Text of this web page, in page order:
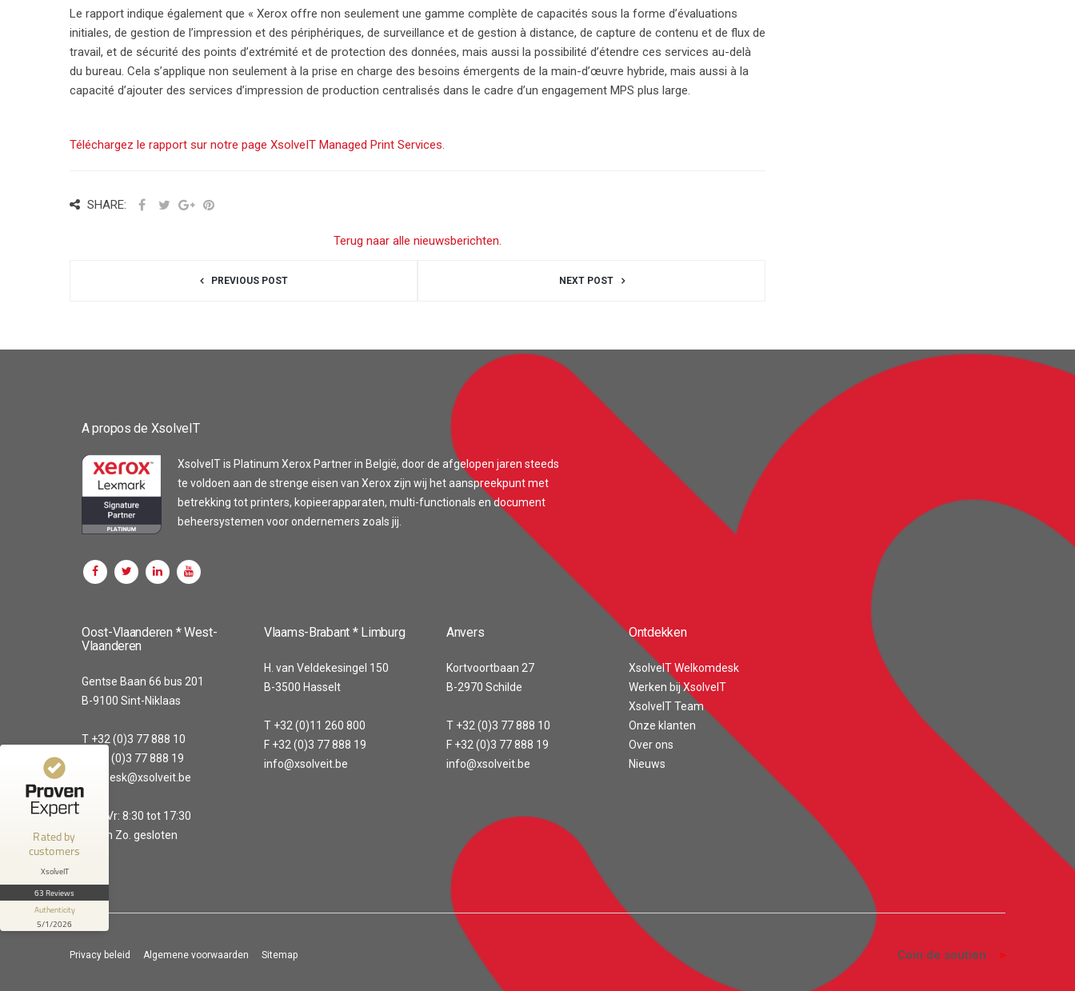
Le rapport indique également que « Xerox offre non seulement une gamme complète de capacités sous la forme d’évaluations
initiales, de gestion de l’impression et des périphériques, de surveillance et de gestion à distance, de capture de contenu et de flux de
travail, et de sécurité des points d’extrémité et de protection des données, mais aussi la possibilité d’étendre ces services au-delà
du bureau. Cela s’applique non seulement à la prise en charge des besoins émergents de la main-d’œuvre hybride, mais aussi à la
capacité d’ajouter des services d’impression de production centralisés dans le cadre d’un engagement MPS plus large.
Téléchargez le rapport sur notre page XsolveIT Managed Print Services.
SHARE:
Terug naar alle nieuwsberichten.
PREVIOUS POST NEXT POST
A propos de XsolveIT
XsolveIT is Platinum Xerox Partner in België, door de afgelopen jaren steeds
te voldoen aan de strenge eisen van Xerox zijn wij het aanspreekpunt met
betrekking tot printers, kopieerapparaten, multi-functionals en document
beheersystemen voor ondernemers zoals jij.
Oost-Vlaanderen * West-
Vlaanderen
Gentse Baan 66 bus 201
B-9100 Sint-Niklaas
T +32 (0)3 77 888 10
F +32 (0)3 77 888 19
helpdesk@xsolveit.be
Ma - Vr: 8:30 tot 17:30
Za. en Zo. gesloten
Vlaams-Brabant * Limburg
H. van Veldekesingel 150
B-3500 Hasselt
T +32 (0)11 260 800
F +32 (0)3 77 888 19
info@xsolveit.be
Anvers
Kortvoortbaan 27
B-2970 Schilde
T +32 (0)3 77 888 10
F +32 (0)3 77 888 19
info@xsolveit.be
Ontdekken
XsolveIT Welkomdesk
Werken bij XsolveIT
XsolveIT Team
Onze klanten
Over ons
Nieuws
Privacy beleid Algemene voorwaarden Sitemap Coin de soutien
Rated by
customers
XsolveIT
63 Reviews
Authenticity
5/1/2026
XsolveIT
Recommended on
ProvenExpert.com
4.56 / 5.00
43
Reviews on
ProvenExpert.com
Reviews from 1
other source
ProvenExpert.com
Anonymous